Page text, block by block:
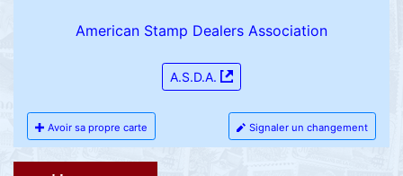
American Stamp Dealers Association
A.S.D.A.
Avoir sa propre carte Signaler un changement